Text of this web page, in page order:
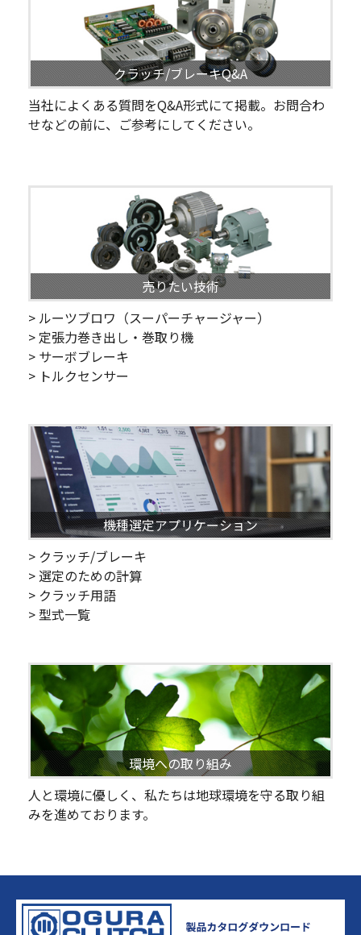
クラッチ/ブレーキQ&A
当社によくある質問をQ&A形式にて掲載。お問合わ
せなどの前に、ご参考にしてください。
売りたい技術
> ルーツブロワ（スーパーチャージャー）
> 定張力巻き出し・巻取り機
> サーボブレーキ
> トルクセンサー
機種選定アプリケーション
> クラッチ/ブレーキ
> 選定のための計算
> クラッチ用語
> 型式一覧
環境への取り組み
人と環境に優しく、私たちは地球環境を守る取り組
みを進めております。